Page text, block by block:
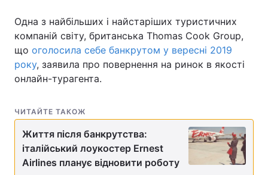
Одна з найбільших і найстаріших туристичних
компаній світу, британська Thomas Cook Group,
що оголосила себе банкрутом у вересні 2019
року, заявила про повернення на ринок в якості
онлайн-турагента.
ЧИТАЙТЕ ТАКОЖ
Життя після банкрутства:
італійський лоукостер Ernest
Airlines планує відновити роботу